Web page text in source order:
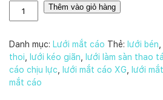
ư
k
é
o
Thêm vào giỏ hàng
Danh mục: Lưới mắt cáo Thẻ: lưới bén
thoi
lưới kéo giãn lưới làm sàn thao
cáo chịu lực
lưới mắt cáo XG lưới
mắt cáo